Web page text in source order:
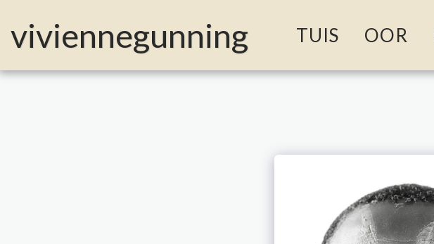
viviennegunning TUIS OOR